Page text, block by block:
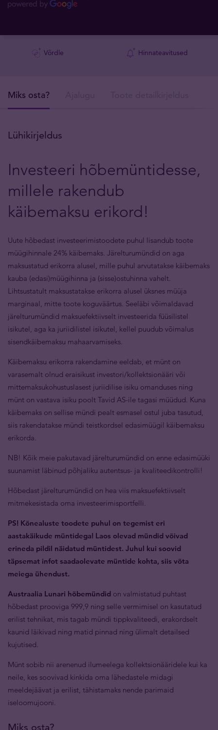
Võrdle Hinnateavitused
Miks osta?
Lühikirjeldus
Investeeri hõbemüntidesse,
millele rakendub
käibemaksu erikord!
Uute hõbedast investeerimistoodete puhul lisandub toote
müügihinnale 24% käibemaks. Järelturumündid on aga
maksustatud erikorra alusel, mille puhul arvutatakse käibemaks
kauba (edasi)müügihinna ja (sisse)ostuhinna vahelt.
Lihtsustatult maksustatakse erikorra alusel üksnes müüja
marginaal, mitte toote koguväärtus. Seeläbi võimaldavad
järelturumündid maksuefektiivselt investeerida füüsilistel
isikutel, aga ka juriidilistel isikutel, kellel puudub võimalus
sisendkäibemaksu mahaarvamiseks.
Käibemaksu erikorra rakendamine eeldab, et münt on
varasemalt olnud eraisikust investori/kollektsionääri või
mittemaksukohustuslasest juriidilise isiku omanduses ning
münt on vastava isiku poolt Tavid AS-ile tagasi müüdud. Kuna
käibemaks on sellise mündi pealt esmasel ostul juba tasutud,
siis rakendatakse mündi teistkordsel edasimüügil käibemaksu
erikorda.
NB! Kõik meie pakutavad järelturumündid on enne edasimüüki
suunamist läbinud põhjaliku autentsus- ja kvaliteedikontrolli!
Hõbedast järelturumündid on hea viis maksuefektiivselt
mitmekesistada oma investeerimisportfelli.
PS! Kõnealuste toodete puhul on tegemist eri
aastakäikude müntidega! Laos olevad mündid võivad
erineda pildil näidatud müntidest. Juhul kui soovid
täpsemat infot saadaolevate müntide kohta, siis võta
meiega ühendust.
Austraalia Lunari hõbemündid on valmistatud puhtast
hõbedast prooviga 999,9 ning selle vermimisel on kasutatud
erilist tehnikat, mis tagab mündi tippkvaliteedi, erakordselt
kaunid läikivad ning matid pinnad ning ülimalt detailsed
kujutised.
Münt sobib nii arenenud ilumeelega kollektsionääridele kui ka
neile, kes soovivad kinkida oma lähedastele midagi
meeldejäävat ja erilist, tähistamaks nende parimaid
iseloomujooni.
Miks osta?